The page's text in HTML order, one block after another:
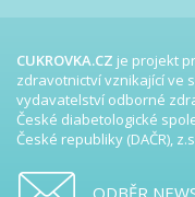
CUKROVKA.CZ je projekt
zdravotnictví vznikající ve
vydavatelství odborné
České diabetologické
České republiky (DAČR),
ODBĚR